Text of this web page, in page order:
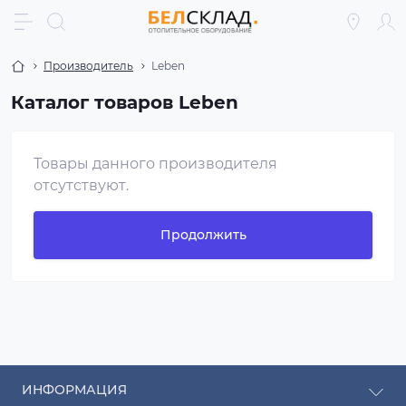
Производитель Leben
Каталог товаров Leben
Товары данного производителя
отсутствуют.
Продолжить
ИНФОРМАЦИЯ